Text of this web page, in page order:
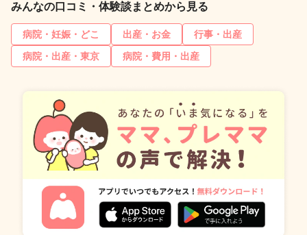
みんなの口コミ・体験談まとめから見る
病院・妊娠・どこ 出産・お金
行事・出産
病院・出産・東京
病院・費用・出産